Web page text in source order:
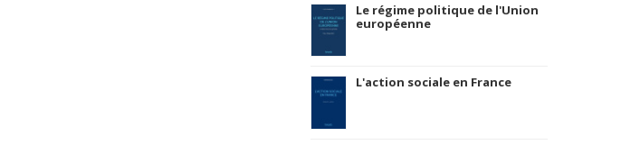
Le régime politique de l'Union
européenne
L'action sociale en France